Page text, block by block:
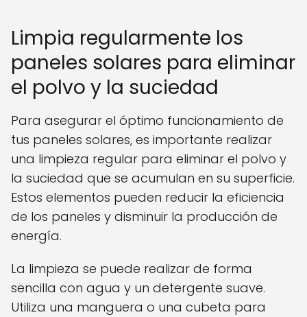
Limpia regularmente los
paneles solares para eliminar
el polvo y la suciedad
Para asegurar el óptimo funcionamiento de
tus paneles solares, es importante realizar
una limpieza regular para eliminar el polvo y
la suciedad que se acumulan en su superficie.
Estos elementos pueden reducir la eficiencia
de los paneles y disminuir la producción de
energía.
La limpieza se puede realizar de forma
sencilla con agua y un detergente suave.
Utiliza una manguera o una cubeta para